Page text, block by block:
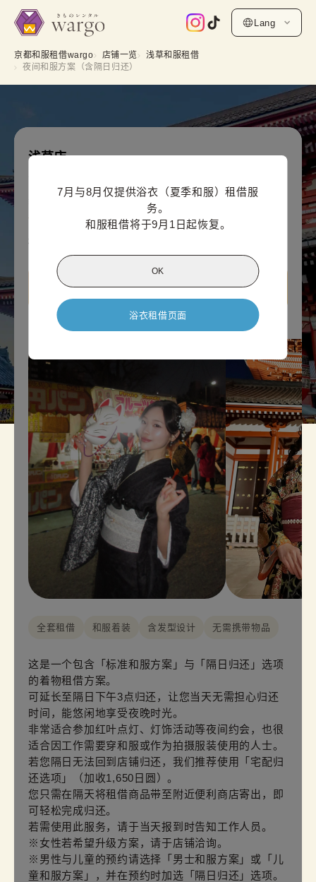
Lang
京都和服租借wargo 店铺一览
浅草和服租借
夜间和服方案（含隔日归还）
7月与8月仅提供浴衣（夏季和服）租借服
务。
和服租借将于9月1日起恢复。
OK
浴衣租借页面
浅草店
¥ 4,400(含税)~
¥5,500
查看 浅草店信息
全套租借 和服着装 含发型设计 无需携带物品
这是一个包含「标准和服方案」与「隔日归还」选项
的着物租借方案。
可延长至隔日下午3点归还，让您当天无需担心归还
时间，能悠闲地享受夜晚时光。
非常适合参加红叶点灯、灯饰活动等夜间约会，也很
适合因工作需要穿和服或作为拍摄服装使用的人士。
若您隔日无法回到店铺归还，我们推荐使用「宅配归
还选项」（加收1,650日圆）。
您只需在隔天将租借商品带至附近便利商店寄出，即
可轻松完成归还。
若需使用此服务，请于当天报到时告知工作人员。
※女性若希望升级方案，请于店铺洽询。
※男性与儿童的预约请选择「男士和服方案」或「儿
童和服方案」，并在预约时加选「隔日归还」选项。